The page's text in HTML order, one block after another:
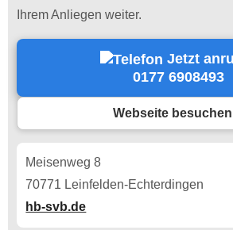
Ihrem Anliegen weiter.
Jetzt
0177 6908493
Webseite besuchen
Meisenweg 8
70771 Leinfelden-Echterdingen
hb-svb.de